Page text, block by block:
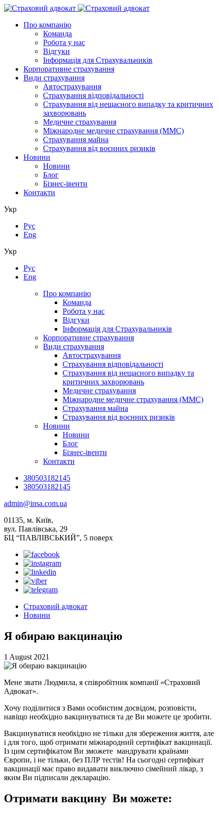
Про компанію
Команда
Робота у нас
Відгуки
Інформація для Страхувальників
Корпоративне страхування
Види страхування
Автострахування
Страхування відповідальності
Страхування від нещасного випадку та критичних
захворювань
Медичне страхування
Міжнародне медичне страхування (ММС)
Страхування майна
Страхування від воєнних ризиків
Новини
Новини
Блог
Бізнес-івенти
Контакти
Укр
Рус
Eng
Укр
Рус
Eng
Про компанію
Команда
Робота у нас
Відгуки
Інформація для Страхувальників
Корпоративне страхування
Види страхування
Автострахування
Страхування відповідальності
Страхування від нещасного випадку та
критичних захворювань
Медичне страхування
Міжнародне медичне страхування (ММС)
Страхування майна
Страхування від воєнних ризиків
Новини
Новини
Блог
Бізнес-івенти
Контакти
380503182145
380503182145
admin@insa.com.ua
01135, м. Київ,
вул. Павлівська, 29
БЦ “ПАВЛІВСЬКИЙ”, 5 поверх
Страховий адвокат
Новини
Я обираю вакцинацію
1 August 2021
Мене звати Людмила, я співробітник компанії «Страховий
Адвокат».
Хочу поділитися з Вами особистим досвідом, розповісти,
навіщо необхідно вакцинуватися та де Ви можете це зробити.
Вакцинуватися необхідно не тільки для збереження життя, але
і для того, щоб отримати міжнародний сертифікат вакцинації.
Із цим сертифікатом Ви зможете мандрувати країнами
Європи, і не тільки, без ПЛР тестів! На сьогодні сертифікат
вакцинації має право видавати виключно сімейний лікар, з
яким Ви підписали декларацію.
Отримати вакцину Ви можете: